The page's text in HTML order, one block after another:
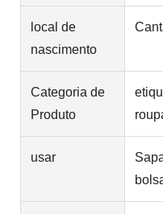
local de
nascimento
Categoria de
Produto
usar